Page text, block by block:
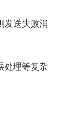
发送失败消
处理等复杂